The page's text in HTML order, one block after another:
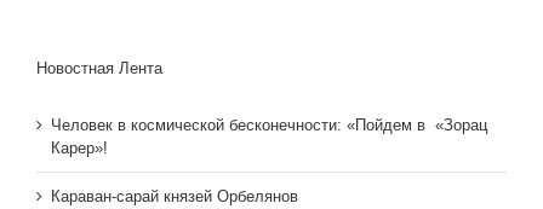
Новостная Лента
Человек в космической бесконечности: «Пойдем в «Зорац
Карер»!
Караван-сарай князей Орбелянов